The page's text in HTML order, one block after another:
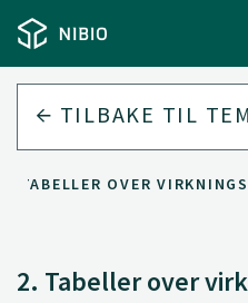
TILBAKE TIL
TABELLER OVER
2. Tabeller over